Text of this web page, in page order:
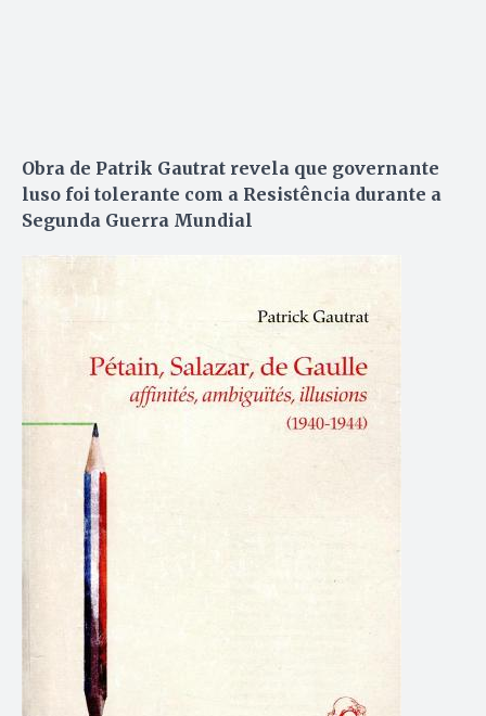
Obra de Patrik Gautrat revela que governante
luso foi tolerante com a Resistência durante a
Segunda Guerra Mundial